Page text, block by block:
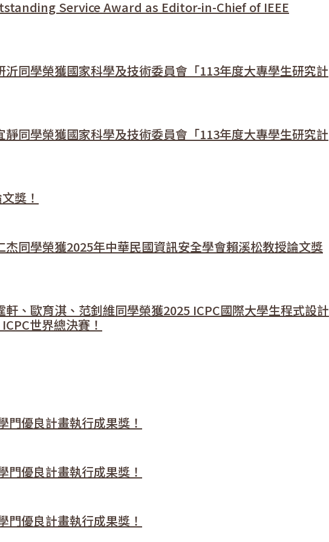
Service Award as Editor-in-Chief of IEEE
沂同學榮獲國家科學及技術委員會「113年度大專學生研究計
靜同學榮獲國家科學及技術委員會「113年度大專學生研究計
獎！
杰同學榮獲2025年中華民國資訊安全學會賴溪松教授論文獎
軒、歐育淇、范釗維同學榮獲2025 ICPC國際大學生程式設計
世界總決賽！
優良計畫執行成果獎！
優良計畫執行成果獎！
優良計畫執行成果獎！